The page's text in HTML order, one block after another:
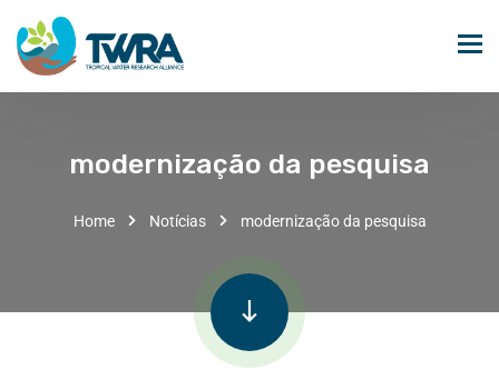
modernização da pesquisa
Home Notícias modernização da pesquisa